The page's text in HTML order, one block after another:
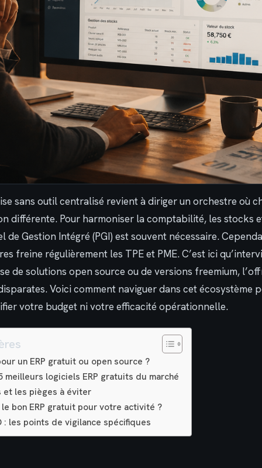
sans outil centralisé revient à diriger un orchestre où
différente. Pour harmoniser la comptabilité, les stocks
de Gestion Intégré (PGI) est souvent nécessaire.
freine régulièrement les TPE et PME. C’est ici
de solutions open source ou de versions freemium,
Voici comment naviguer dans cet écosystème
votre budget ni votre efficacité opérationnelle.
un ERP gratuit ou open source ?
meilleurs logiciels ERP gratuits du marché
et les pièges à éviter
bon ERP gratuit pour votre activité ?
: les points de vigilance spécifiques